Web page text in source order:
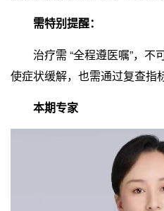
需特别提醒：
治疗需 “全程遵医嘱”，不
使症状缓解，也需通过复查指
本期专家